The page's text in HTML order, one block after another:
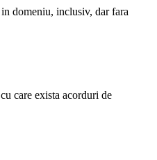
domeniu, inclusiv, dar fara
care exista acorduri de